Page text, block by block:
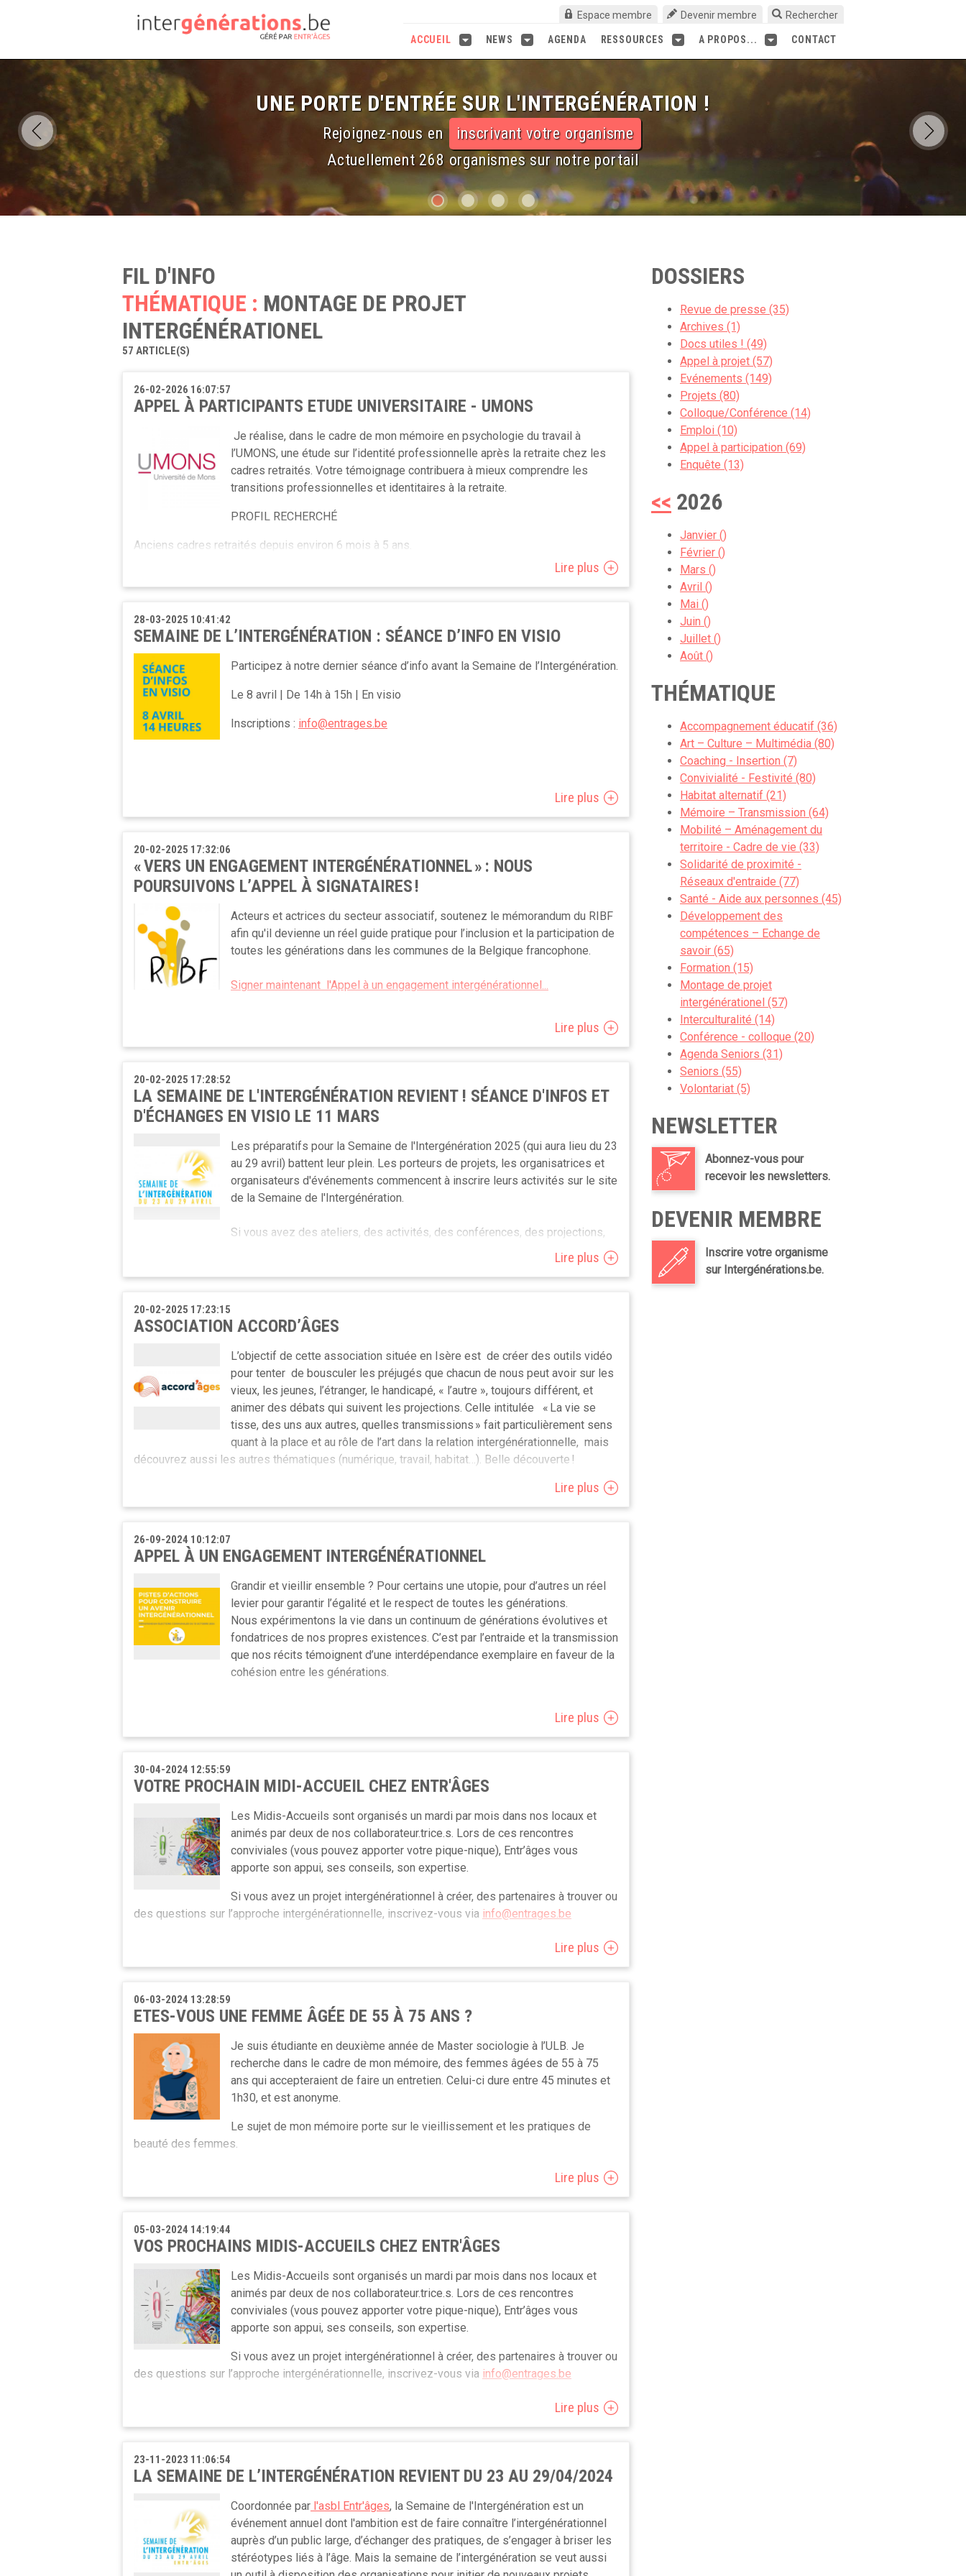
Espace membre Devenir membre Rechercher
CONTACT
A PROPOS...
RESSOURCES
AGENDA
NEWS
ACCUEIL
UNE PORTE D'ENTRÉE SUR L'INTERGÉNÉRATION !
Rejoignez-nous en inscrivant votre organisme
Actuellement 268 organismes sur notre portail
FIL D'INFO
THÉMATIQUE : MONTAGE DE PROJET
INTERGÉNÉRATIONEL
57 ARTICLE(S)
26-02-2026 16:07:57
APPEL À PARTICIPANTS ETUDE UNIVERSITAIRE - UMONS
Je réalise, dans le cadre de mon mémoire en psychologie du travail à
l’UMONS, une étude sur l’identité professionnelle après la retraite chez les
cadres retraités. Votre témoignage contribuera à mieux comprendre les
transitions professionnelles et identitaires à la retraite.
PROFIL RECHERCHÉ
Anciens cadres retraités depuis environ 6 mois à 5 ans.
En présentiel ou à distance.
Participation anonyme et confidentielle.
Données strictement anonymisées à des fins académiques.
CONTACT : Blenda Krasniqi Blendak8@gmail.com 0485 18 59 20
Lire plus
28-03-2025 10:41:42
SEMAINE DE L’INTERGÉNÉRATION : SÉANCE D’INFO EN VISIO
Participez à notre dernier séance d’info avant la Semaine de l’Intergénération.
Le 8 avril | De 14h à 15h | En visio
Inscriptions : info@entrages.be
Lire plus
20-02-2025 17:32:06
« VERS UN ENGAGEMENT INTERGÉNÉRATIONNEL » : NOUS
POURSUIVONS L’APPEL À SIGNATAIRES !
Acteurs et actrices du secteur associatif, soutenez le mémorandum du RIBF
afin qu'il devienne un réel guide pratique pour l’inclusion et la participation de
toutes les générations dans les communes de la Belgique francophone.
Signer maintenant l'Appel à un engagement intergénérationnel...
Lire plus
20-02-2025 17:28:52
LA SEMAINE DE L'INTERGÉNÉRATION REVIENT ! SÉANCE D'INFOS ET
D'ÉCHANGES EN VISIO LE 11 MARS
Les préparatifs pour la Semaine de l'Intergénération 2025 (qui aura lieu du 23
au 29 avril) battent leur plein. Les porteurs de projets, les organisatrices et
organisateurs d'événements commencent à inscrire leurs activités sur le site
de la Semaine de l'Intergénération.
Si vous avez des ateliers, des activités, des conférences, des projections,
des concerts, des rencontres, etc. ouvertes ou public (ou réservés à vos publics), n'hésitez pas
dans la solidarité entre les générations. Et qu'ensemble nous nous engageons à combattre les
discriminiations liées à l'âge.
Si vous avez besoin de plus d'informations ou si vous avez envie d'échanger avec nous,
rendez-vous le 11 mars de 14h à 15h30 lors d'une visio-conférence. Inscription par mail (et lien
par retour de mail) :info@entrages.be.
Si vous préferez nous rencontrer, contactez-nous àinfo@entrages.beou participez à l'un de nos
Midis-Accueils (25 février et 25 mars) dans nos locaux.
Lire plus
20-02-2025 17:23:15
ASSOCIATION ACCORD’ÂGES
L’objectif de cette association située en Isère est de créer des outils vidéo
pour tenter de bousculer les préjugés que chacun de nous peut avoir sur les
vieux, les jeunes, l’étranger, le handicapé, « l’autre », toujours différent, et
animer des débats qui suivent les projections. Celle intitulée « La vie se
tisse, des uns aux autres, quelles transmissions » fait particulièrement sens
quant à la place et au rôle de l’art dans la relation intergénérationnelle, mais
découvrez aussi les autres thématiques (numérique, travail, habitat…). Belle découverte !
Lire plus
26-09-2024 10:12:07
APPEL À UN ENGAGEMENT INTERGÉNÉRATIONNEL
Grandir et vieillir ensemble ? Pour certains une utopie, pour d’autres un réel
levier pour garantir l’égalité et le respect de toutes les générations.
Nous expérimentons la vie dans un continuum de générations évolutives et
fondatrices de nos propres existences. C’est par l’entraide et la transmission
que nos récits témoignent d’une interdépendance exemplaire en faveur de la
cohésion entre les générations.
Pour autant, nous nourrissons une vision galvaudée des liens entre les générations : “écart”,
“lutte”, “fracture” entre les générations. Comment sortir de cette perception et envisager avec
mettre en lumière leurs besoins et leurs forces mutuelles ?
Dans cette vision, ce mémorandum se veut un « Appel à un engagement intergénérationnel » à
destination des représentant.es et chargé.es de projets communaux, à celles et ceux qui veulent
faire de leur commune un lieu de cohésion et d’échanges entre les générations.
Des « pistes d’actions » font aussi de ce mémorandum un outil pour dessiner un paysage social
plus inclusif, plus respectueux, plus interactif et solidaire entre les âges.
Ce mémorandum a été réalisé par Entr’âges ASBL et les membres du Réseau de
d’expériences de terrain.
Lire plus
30-04-2024 12:55:59
VOTRE PROCHAIN MIDI-ACCUEIL CHEZ ENTR'ÂGES
Les Midis-Accueils sont organisés un mardi par mois dans nos locaux et
animés par deux de nos collaborateur.trice.s. Lors de ces rencontres
conviviales (vous pouvez apporter votre pique-nique), Entr’âges vous
apporte son appui, ses conseils, son expertise.
Si vous avez un projet intergénérationnel à créer, des partenaires à trouver ou
des questions sur l’approche intergénérationnelle, inscrivez-vous via info@entrages.be
Ces Midis-Accueils sont aussi l’occasion de se découvrir entre actrices et acteurs de terrain.
Au plaisir de vous rencontrer !
Lire plus
06-03-2024 13:28:59
ETES-VOUS UNE FEMME ÂGÉE DE 55 À 75 ANS ?
Je suis étudiante en deuxième année de Master sociologie à l’ULB. Je
recherche dans le cadre de mon mémoire, des femmes âgées de 55 à 75
ans qui accepteraient de faire un entretien. Celui-ci dure entre 45 minutes et
1h30, et est anonyme.
Le sujet de mon mémoire porte sur le vieillissement et les pratiques de
beauté des femmes.
Laure Paesmans
Lire plus
05-03-2024 14:19:44
VOS PROCHAINS MIDIS-ACCUEILS CHEZ ENTR'ÂGES
Les Midis-Accueils sont organisés un mardi par mois dans nos locaux et
animés par deux de nos collaborateur.trice.s. Lors de ces rencontres
conviviales (vous pouvez apporter votre pique-nique), Entr’âges vous
apporte son appui, ses conseils, son expertise.
Si vous avez un projet intergénérationnel à créer, des partenaires à trouver ou
des questions sur l’approche intergénérationnelle, inscrivez-vous via info@entrages.be
Ces Midis-Accueils sont aussi l’occasion de se découvrir entre actrices et acteurs de terrain.
et 14h30.
Lire plus
23-11-2023 11:06:54
LA SEMAINE DE L’INTERGÉNÉRATION REVIENT DU 23 AU 29/04/2024
Coordonnée par l'asbl Entr'âges, la Semaine de l'Intergénération est un
événement annuel dont l'ambition est de faire connaître l’intergénérationnel
auprès d’un public large, d’échanger des pratiques, de s’engager à briser les
stéréotypes liés à l’âge. Mais la semaine de l’intergénération se veut aussi
DOSSIERS
Revue de presse (35)
Archives (1)
Docs utiles ! (49)
Appel à projet (57)
Evénements (149)
Projets (80)
Colloque/Conférence (14)
Emploi (10)
Appel à participation (69)
Enquête (13)
<< 2026
Janvier ()
Février ()
Mars ()
Avril ()
Mai ()
Juin ()
Juillet ()
Août ()
THÉMATIQUE
Accompagnement éducatif (36)
Art – Culture – Multimédia (80)
Coaching - Insertion (7)
Convivialité - Festivité (80)
Habitat alternatif (21)
Mémoire – Transmission (64)
Mobilité – Aménagement du
territoire - Cadre de vie (33)
Solidarité de proximité -
Réseaux d'entraide (77)
Santé - Aide aux personnes (45)
Développement des
compétences – Echange de
savoir (65)
Formation (15)
Montage de projet
intergénérationel (57)
Interculturalité (14)
Conférence - colloque (20)
Agenda Seniors (31)
Seniors (55)
Volontariat (5)
NEWSLETTER
Abonnez-vous pour
recevoir les newsletters.
DEVENIR MEMBRE
Inscrire votre organisme
sur Intergénérations.be.